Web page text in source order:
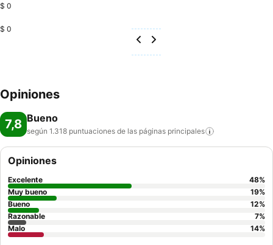
$ 0
$ 0
Opiniones
7,8 Bueno
según 1.318 puntuaciones de las páginas principales
Opiniones
Excelente 48%
Muy bueno
19%
Bueno
12%
Razonable
7%
Malo
14%